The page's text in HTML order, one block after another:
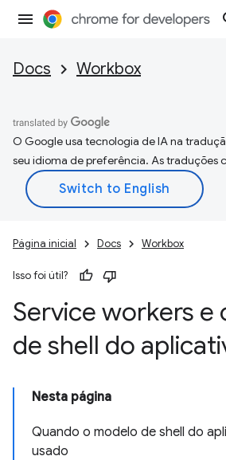
Docs Workbox
O Google usa tecnologia de IA na
seu idioma de preferência. As traduções
Página inicial Docs Workbox
Isso foi útil?
Service workers e
de shell do
Nesta página
Quando o modelo de shell do
usado